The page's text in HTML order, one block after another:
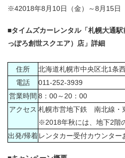
※42018年8月10日（金）～8月15日
■タイムズカーレンタル「札幌大通
っぽろ創世スクエア）店」詳細
住所
北海道札幌市中央区北1条
電話
011-252-3939
営業時間 8：00～20：00
アクセス 札幌市営地下鉄 南北線・
※2018年秋には、地下2階
出発/帰着レンタカー受付カウンタ